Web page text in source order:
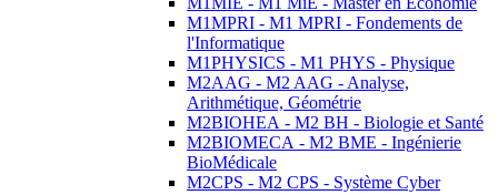
M1MPRI - M1 MPRI - Fondements de
l'Informatique
M1PHYSICS - M1 PHYS - Physique
M2AAG - M2 AAG - Analyse,
Arithmétique, Géométrie
M2BIOHEA - M2 BH - Biologie et Santé
M2BIOMECA - M2 BME - Ingénierie
BioMédicale
M2CPS - M2 CPS - Système Cyber